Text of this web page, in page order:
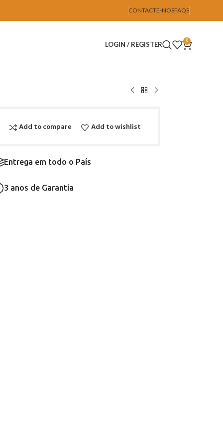
CONTACTE-NOSFAQS
LOGIN / REGISTER 0
Add to compare Add to wishlist
Entrega em todo o País
3 anos de Garantia